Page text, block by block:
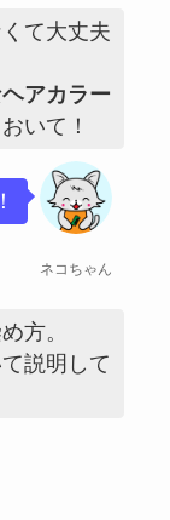
て大丈夫
アカラー
いて！
ネコちゃん
方。
説明して